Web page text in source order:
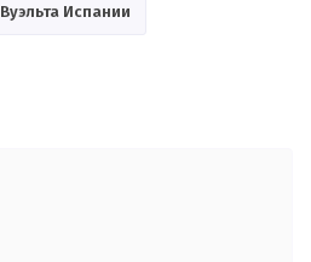
Вуэльта Испании